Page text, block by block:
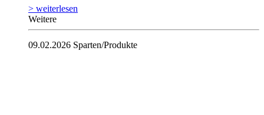
> weiterlesen
Weitere
09.02.2026 Sparten/Produkte